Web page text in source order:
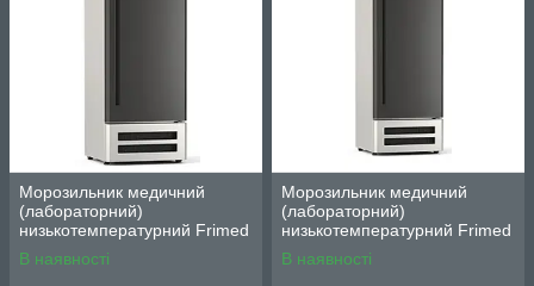
Морозильник медичний
(лабораторний)
низькотемпературний Frimed
CV5 WD на 250 л (–10...–32
°С)
В наявності
Морозильник медичний
(лабораторний)
низькотемпературний Frimed
CV6 WD на 320 л (–10...–32
°С)
В наявності